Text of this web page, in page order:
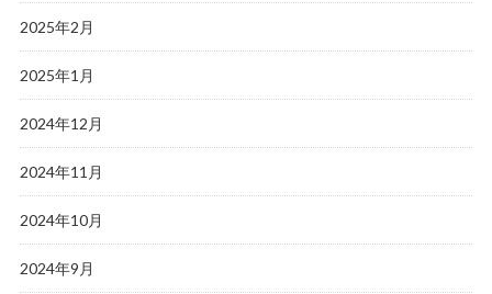
2025年2月
2025年1月
2024年12月
2024年11月
2024年10月
2024年9月